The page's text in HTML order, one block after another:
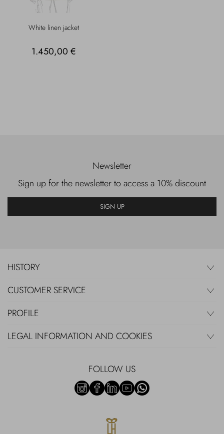
White linen jacket
1.450,00 €
Newsletter
Sign up for the newsletter to access a 10% discount
SIGN UP
HISTORY
CUSTOMER SERVICE
PROFILE
LEGAL INFORMATION AND COOKIES
FOLLOW US